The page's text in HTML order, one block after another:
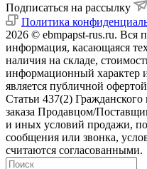
Подписаться на рассылку
Политика
2026 © ebmpapst-rus.ru. Вся
информация, касающаяся
наличия на складе,
информационный характер
является публичной
Статьи 437(2)
заказа Продавцом/
и иных условий продажи,
сообщения или звонка,
считаются согласованными.